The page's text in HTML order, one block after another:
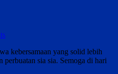
kebersamaan yang solid lebih
perbuatan sia sia. Semoga di hari